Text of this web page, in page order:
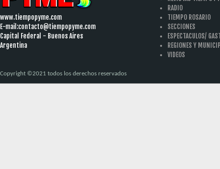
www.tiempopyme.com
E-mail:contacto@tiempopyme.com
Capital Federal - Buenos Aires
Argentina
RADIO
TIEMPO ROSARIO
SECCIONES
ESPECTACULOS/
REGIONES Y
VIDEOS
Copyright ©2021 todos los derechos reservados